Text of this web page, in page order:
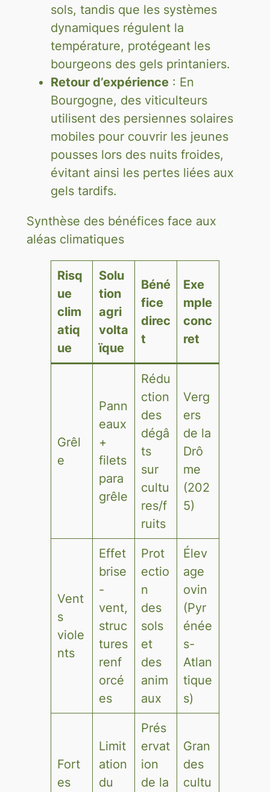
sols, tandis que les systèmes
dynamiques régulent la
température, protégeant les
bourgeons des gels printaniers.
Retour d’expérience: En
Bourgogne, des viticulteurs
utilisent des persiennes solaires
mobiles pour couvrir les jeunes
pousses lors des nuits froides,
évitant ainsi les pertes liées aux
gels tardifs.
Synthèse des bénéfices face aux
aléas climatiques
Risq
ue
clim
atiq
ue
Solu
tion
agri
volta
ïque
Béné
fice
direc
t
Exe
mple
conc
ret
Grêl
e
Pann
eaux
+
filets
para
grêle
Rédu
ction
des
dégâ
ts
sur
cultu
res/f
ruits
Verg
ers
de la
Drô
me
(202
5)
Vent
s
viole
nts
Effet
brise
-
vent,
struc
tures
renf
orcé
es
Prot
ectio
n
des
sols
et
des
anim
aux
Élev
age
ovin
(Pyr
énée
s-
Atlan
tique
s)
Fort
es
Limit
ation
du
Prés
ervat
ion
de la
Gran
des
cultu